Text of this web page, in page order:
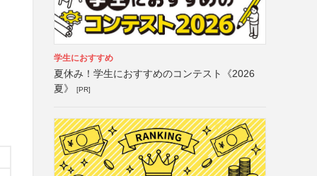
学生におすすめ
夏休み！学生におすすめのコンテスト《2026
夏》
[PR]